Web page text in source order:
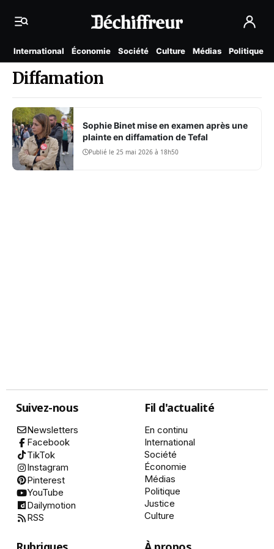
International Économie Société Culture Médias Politique
Diffamation
Sophie Binet mise en examen après une
plainte en diffamation de Tefal
Publié le 25 mai 2026 à 18h50
Suivez-nous
Newsletters
Facebook
TikTok
Instagram
Pinterest
YouTube
Dailymotion
RSS
Fil d'actualité
En continu
International
Société
Économie
Médias
Politique
Justice
Culture